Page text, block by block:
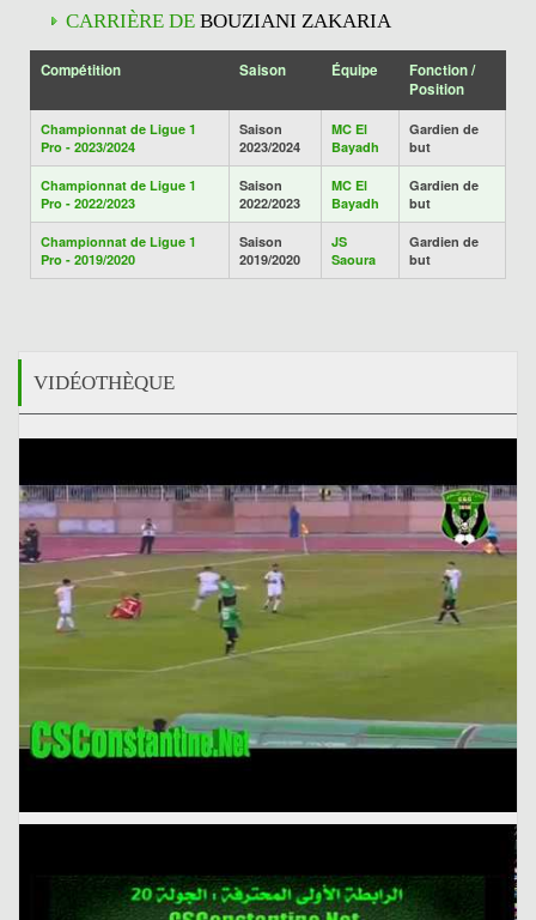
CARRIÈRE DE BOUZIANI ZAKARIA
Compétition Saison Équipe
Fonction /
Position
Championnat de Ligue 1
Pro - 2023/2024
Saison
2023/2024
MC El
Bayadh
Gardien de
but
Championnat de Ligue 1
Pro - 2022/2023
Saison
2022/2023
MC El
Bayadh
Gardien de
but
Championnat de Ligue 1
Pro - 2019/2020
Saison
2019/2020
JS
Saoura
Gardien de
but
VIDÉOTHÈQUE